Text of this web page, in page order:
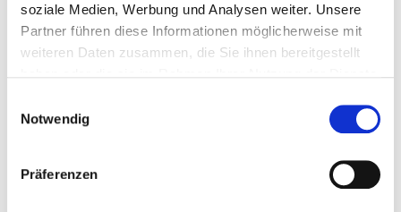
soziale Medien, Werbung und Analysen weiter. Unsere
Partner führen diese Informationen möglicherweise mit
weiteren Daten zusammen, die Sie ihnen bereitgestellt
Cookies, wenn Sie unsere Webseite weiterhin nutzen.
Notwendig
Präferenzen
wird sie auch genutzt, um gezielte
Therapieempfehlungen geben zu können, Maßnahmen
auf ihre Wirksamkeit hin zu prüfen und gezielte
Ergometrie mit Mess-Systemen der Lungenfunktion